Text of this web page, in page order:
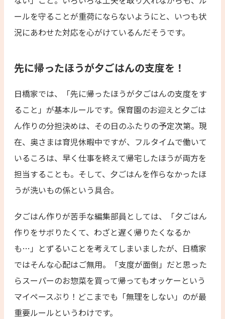
ールを守ることが重荷にならないようにと、いつも状
況にあわせた対応を心がけているんだそうです。
先に帰ったほうが夕ごはんの支度を！
日橋家では、「先に帰ったほうが夕ごはんの支度をす
ること」が基本ルールです。保育園のお迎えと夕ごは
ん作りの分担決めは、その日のふたりの予定次第。現
在、奥さまは育児休暇中ですが、フルタイムで働いて
いるころは、早く仕事を終えて帰宅したほうが両方を
担当することも。そして、夕ごはんを作らなかったほ
うが洗いもの係という具合。
夕ごはん作りが苦手な編集部員としては、「夕ごはん
作りをサボりたくて、わざと遅く帰りたくなるか
も…」とずるいことを考えてしまいましたが、日橋家
ではそんな心配はご無用。「支度が面倒」だと思った
らスーパーのお惣菜を買って帰ってもオッケーという
マイペースぶり！どこまでも「無理をしない」のが最
重要ルールというわけです。